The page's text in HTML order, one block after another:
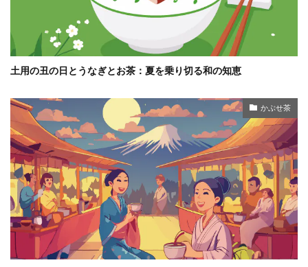
土用の丑の日とうなぎとお茶：夏を乗り切る和の知恵
かぶせ茶